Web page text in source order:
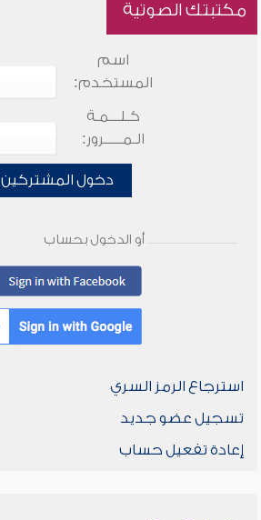
مكتبتك الصوتية
اسم
المستخدم:
كـلـــمـة
الـمـــــرور:
دخول المشتركين
أو الدخول بحساب
استرجاع الرمز السري
تسجيل عضو جديد
إعادة تفعيل حساب